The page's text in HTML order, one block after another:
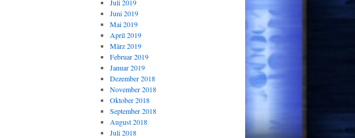
Juli 2019
Juni 2019
Mai 2019
April 2019
März 2019
Februar 2019
Januar 2019
Dezember 2018
November 2018
Oktober 2018
September 2018
August 2018
Juli 2018